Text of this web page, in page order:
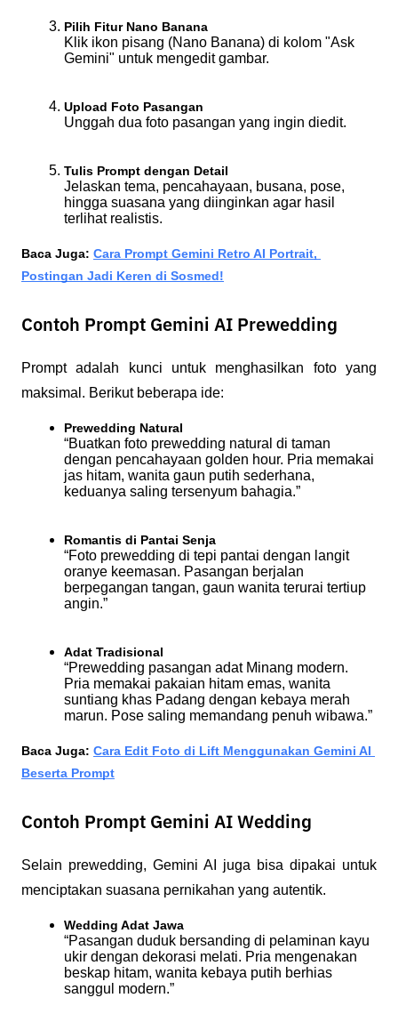
Pilih Fitur Nano Banana
Klik ikon pisang (Nano Banana) di kolom "Ask
Gemini" untuk mengedit gambar.
Upload Foto Pasangan
Unggah dua foto pasangan yang ingin diedit.
Tulis Prompt dengan Detail
Jelaskan tema, pencahayaan, busana, pose,
hingga suasana yang diinginkan agar hasil
terlihat realistis.
Baca Juga: Cara Prompt Gemini Retro AI Portrait,
Postingan Jadi Keren di Sosmed!
Contoh Prompt Gemini AI Prewedding
Prompt adalah kunci untuk menghasilkan foto yang
maksimal. Berikut beberapa ide:
Prewedding Natural
“Buatkan foto prewedding natural di taman
dengan pencahayaan golden hour. Pria memakai
jas hitam, wanita gaun putih sederhana,
keduanya saling tersenyum bahagia.”
Romantis di Pantai Senja
“Foto prewedding di tepi pantai dengan langit
oranye keemasan. Pasangan berjalan
berpegangan tangan, gaun wanita terurai tertiup
angin.”
Adat Tradisional
“Prewedding pasangan adat Minang modern.
Pria memakai pakaian hitam emas, wanita
suntiang khas Padang dengan kebaya merah
marun. Pose saling memandang penuh wibawa.”
Baca Juga: Cara Edit Foto di Lift Menggunakan Gemini AI
Beserta Prompt
Contoh Prompt Gemini AI Wedding
Selain prewedding, Gemini AI juga bisa dipakai untuk
menciptakan suasana pernikahan yang autentik.
Wedding Adat Jawa
“Pasangan duduk bersanding di pelaminan kayu
ukir dengan dekorasi melati. Pria mengenakan
beskap hitam, wanita kebaya putih berhias
sanggul modern.”